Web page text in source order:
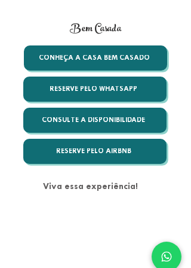
Bem Casada
CONHEÇA A CASA BEM CASADO
RESERVE PELO WHATSAPP
CONSULTE A DISPONIBILIDADE
RESERVE PELO AIRBNB
Viva essa experiência!